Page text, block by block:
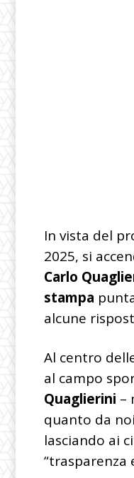
In vista del
2025, si
Carlo
stampa
alcune
Al centro
al campo
Quaglierini –
quanto da
lasciando ai
“trasparenza